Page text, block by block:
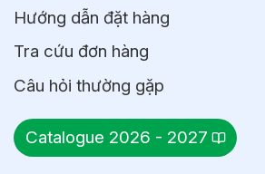
Hướng dẫn đặt hàng
Tra cứu đơn hàng
Câu hỏi thường gặp
Catalogue 2026 - 2027